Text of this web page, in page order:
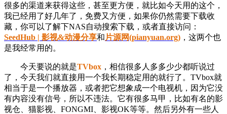
很多的渠道来获得这些，甚至更方便，就比如今天用的这个，
我已经用了好几年了，免费又方便，如果你仍然需要下载收
藏，你可以了解下NAS自动搜索下载，或者直接访问：
SeedHub | 影视&动漫分享和 片源网(pianyuan.org) ，这两个也
是我经常用的。
今天要说的就是TVbox ，相信很多人多多少少都听说过
了，今天我们就直接用一个我长期稳定用的就行了。TVbox就
相当于是一个播放器，或者把它想象成一个电视机， 因为它没
有内容没有信号，所以不违法。它有很多马甲，比如有名的影
视仓、猫影视、FONGMI、影视OK等等。然后另外有一些人